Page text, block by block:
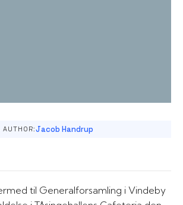
AUTHOR:Jacob Handrup
til Generalforsamling i Vindeby